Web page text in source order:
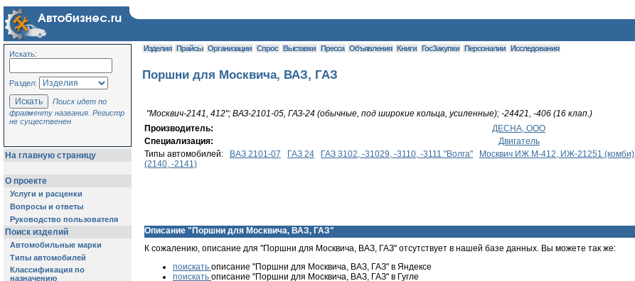
Искать:
Раздел:
Поиск идет по
фрагменту названия. Регистр
не существенен
На главную страницу
О проекте
Услуги и расценки
Вопросы и ответы
Руководство пользователя
Поиск изделий
Автомобильные марки
Типы автомобилей
Классификация по
назначению
Изделия Прайсы Организации Спрос Выставки Пресса Объявления Книги ГосЗакупки Персоналии Исследования
Поршни для Москвича, ВАЗ, ГАЗ
"Москвич-2141, 412"; ВАЗ-2101-05, ГАЗ-24 (обычные, под широкие кольца, усиленные); -24421, -406 (16 клап.)
Производитель:
ДЕСНА, ООО
Специализация:
Двигатель
Типы автомобилей:
ВАЗ 2101-07 ГАЗ 24 ГАЗ 3102, -31029, -3110, -3111 "Волга" Москвич ИЖ М-412, ИЖ-21251
(2140, -2141)
Описание "Поршни для Москвича, ВАЗ, ГАЗ"
К сожалению, описание для "Поршни для Москвича, ВАЗ, ГАЗ" отсутствует в нашей базе данных. Вы можете так же:
поискать описание "Поршни для Москвича, ВАЗ, ГАЗ" в Яндексе
поискать описание "Поршни для Москвича, ВАЗ, ГАЗ" в Гугле